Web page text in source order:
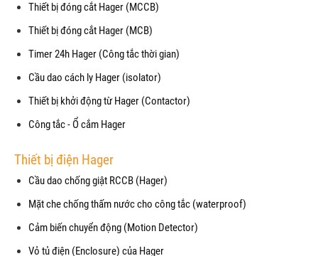
Thiết bị đóng cắt Hager (MCCB)
Thiết bị đóng cắt Hager (MCB)
Timer 24h Hager (Công tắc thời gian)
Cầu dao cách ly Hager (isolator)
Thiết bị khởi động từ Hager (Contactor)
Công tắc - Ổ cắm Hager
Thiết bị điện Hager
Cầu dao chống giật RCCB (Hager)
Mặt che chống thấm nước cho công tắc (waterproof)
Cảm biến chuyển động (Motion Detector)
Vỏ tủ điện (Enclosure) của Hager